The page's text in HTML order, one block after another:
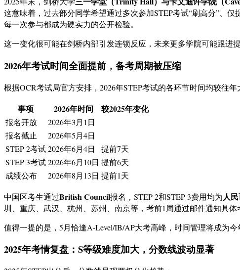
这意味着，过去部分同学希望通过多次参加STEP考试“刷高分”、仅
每一次参与都成为硬实力的公开检验。
这一变化很可能在剑桥内部引发连锁反应，未来更多学院可能跟进
2026年考试时间全面提前，备考周期被压缩
根据OCR考试局官方安排，2026年STEP考试的各环节时间均较往年
事项 2026年时间 较2025年变化
报名开放
2026年3月1日
报名截止
2026年5月4日
STEP 2考试2026年6月4日
提前7天
STEP 3考试2026年6月10日 提前6天
成绩公布
2026年8月13日 提前1天
中国区考生通过British Council报名，STEP 2和STEP 3费用均为人
圳、重庆、武汉、杭州、苏州、南京等，考前1周通过邮件通知具体
值得一提的是，5月恰逢A-Level/IB/AP大考高峰，时间管理将成为
2025年考情复盘：S等级难度加大，分数线波动显著